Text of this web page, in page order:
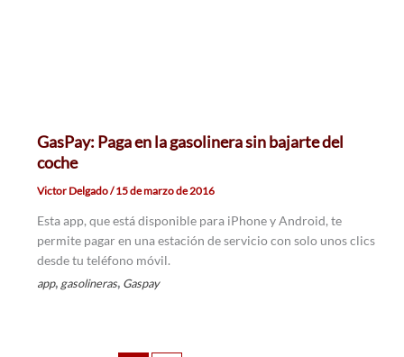
GasPay: Paga en la gasolinera sin bajarte del
coche
Victor Delgado/15 de marzo de 2016
Esta app, que está disponible para iPhone y Android, te
permite pagar en una estación de servicio con solo unos clics
desde tu teléfono móvil.
app, gasolineras, Gaspay